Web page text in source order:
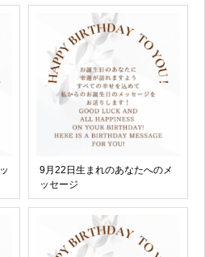
9月22日生まれのあなたへのメ
ッセージ